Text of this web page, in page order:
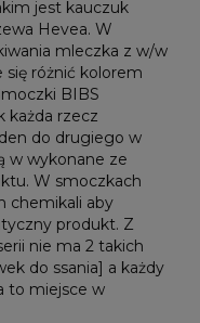
jest kauczuk
Hevea. W
mleczka z w/w
różnić kolorem
BIBS
każda rzecz
do drugiego w
w wykonane ze
W smoczkach
chemikali aby
produkt. Z
nie ma 2 takich
do ssania] a każdy
to miejsce w